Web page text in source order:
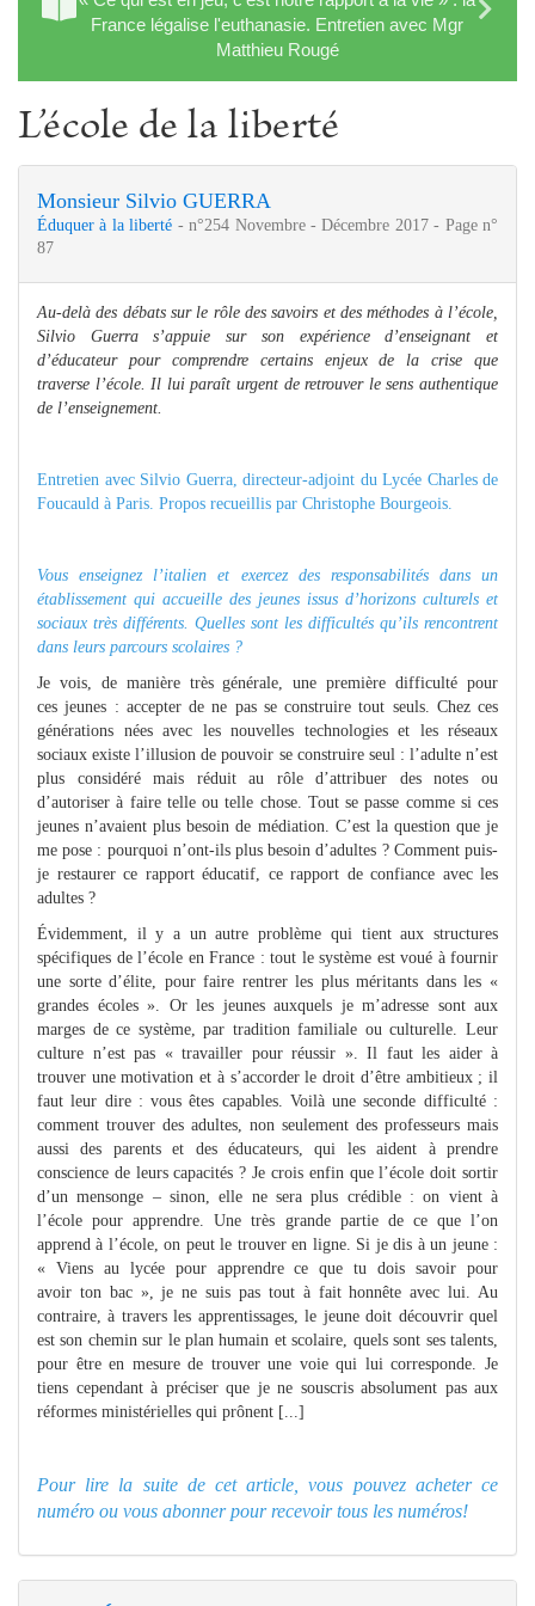
France légalise l'euthanasie. Entretien avec Mgr
Matthieu Rougé
L’école de la liberté
Monsieur Silvio GUERRA
Éduquer à la liberté - n°254 Novembre - Décembre 2017 - Page n°
87
Au-delà des débats sur le rôle des savoirs et des méthodes à l’école,
Silvio Guerra s’appuie sur son expérience d’enseignant et
d’éducateur pour comprendre certains enjeux de la crise que
traverse l’école. Il lui paraît urgent de retrouver le sens authentique
de l’enseignement.
Entretien avec Silvio Guerra, directeur-adjoint du Lycée Charles de
Foucauld à Paris. Propos recueillis par Christophe Bourgeois.
Vous enseignez l’italien et exercez des responsabilités dans un
établissement qui accueille des jeunes issus d’horizons culturels et
sociaux très différents. Quelles sont les difficultés qu’ils rencontrent
dans leurs parcours scolaires ?
Je vois, de manière très générale, une première difficulté pour
ces jeunes : accepter de ne pas se construire tout seuls. Chez ces
générations nées avec les nouvelles technologies et les réseaux
sociaux existe l’illusion de pouvoir se construire seul : l’adulte n’est
plus considéré mais réduit au rôle d’attribuer des notes ou
d’autoriser à faire telle ou telle chose. Tout se passe comme si ces
jeunes n’avaient plus besoin de médiation. C’est la question que je
me pose : pourquoi n’ont-ils plus besoin d’adultes ? Comment puis-
je restaurer ce rapport éducatif, ce rapport de confiance avec les
adultes ?
Évidemment, il y a un autre problème qui tient aux structures
spécifiques de l’école en France : tout le système est voué à fournir
une sorte d’élite, pour faire rentrer les plus méritants dans les «
grandes écoles ». Or les jeunes auxquels je m’adresse sont aux
marges de ce système, par tradition familiale ou culturelle. Leur
culture n’est pas « travailler pour réussir ». Il faut les aider à
trouver une motivation et à s’accorder le droit d’être ambitieux ; il
faut leur dire : vous êtes capables. Voilà une seconde difficulté :
comment trouver des adultes, non seulement des professeurs mais
aussi des parents et des éducateurs, qui les aident à prendre
conscience de leurs capacités ? Je crois enfin que l’école doit sortir
d’un mensonge – sinon, elle ne sera plus crédible : on vient à
l’école pour apprendre. Une très grande partie de ce que l’on
apprend à l’école, on peut le trouver en ligne. Si je dis à un jeune :
« Viens au lycée pour apprendre ce que tu dois savoir pour
avoir ton bac », je ne suis pas tout à fait honnête avec lui. Au
contraire, à travers les apprentissages, le jeune doit découvrir quel
est son chemin sur le plan humain et scolaire, quels sont ses talents,
pour être en mesure de trouver une voie qui lui corresponde. Je
tiens cependant à préciser que je ne souscris absolument pas aux
réformes ministérielles qui prônent [...]
Pour lire la suite de cet article, vous pouvez acheter ce
numéro ou vous abonner pour recevoir tous les numéros!